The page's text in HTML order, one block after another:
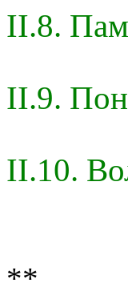
II.8.
II.9.
II.10.
**